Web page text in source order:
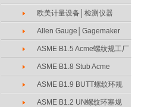
欧美计量设备│检测仪器
Allen Gauge│Gagemaker
ASME B1.5 Acme螺纹规工厂
ASME B1.8 Stub Acme
ASME B1.9 BUTT螺纹环规
ASME B1.2 UN螺纹环塞规